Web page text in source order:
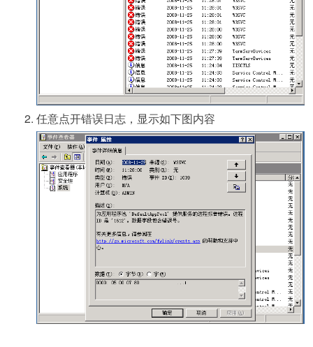
任意点开错误日志，显示如下图内容